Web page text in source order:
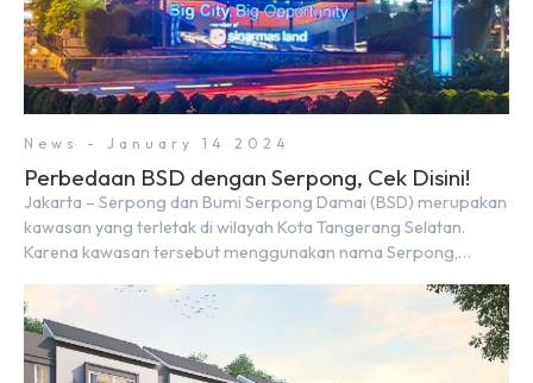
News - January 14 2024
Perbedaan BSD dengan Serpong, Cek Disini!
Jakarta – Serpong dan Bumi Serpong Damai (BSD) merupakan
kawasan yang terletak di wilayah Kota Tangerang Selatan.
Karena kawasan tersebut menggunakan nama Serpong,
merupakan tempat yang sama. Padahal anggapan tersebut
kurang tepat. Sebab Serpong dan BSD merupakan dua
kawasan yang berbeda. Berikut penjelasannya. Baca Juga: […]